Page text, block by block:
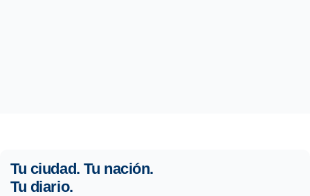
Tu ciudad. Tu nación.
Tu diario.